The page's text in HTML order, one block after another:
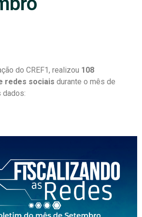
do CREF1, realizou 108
redes sociais durante o mês de
dados: